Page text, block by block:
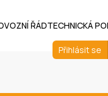
ŘÁDTECHNICKÁ
Přihlásit se